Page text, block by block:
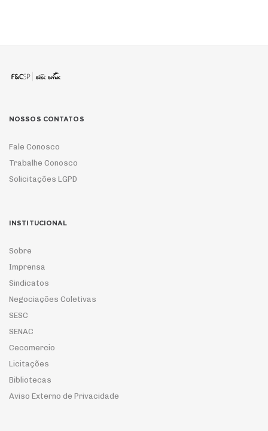
NOSSOS CONTATOS
Fale Conosco
Trabalhe Conosco
Solicitações LGPD
INSTITUCIONAL
Sobre
Imprensa
Sindicatos
Negociações Coletivas
SESC
SENAC
Cecomercio
Licitações
Bibliotecas
Aviso Externo de Privacidade